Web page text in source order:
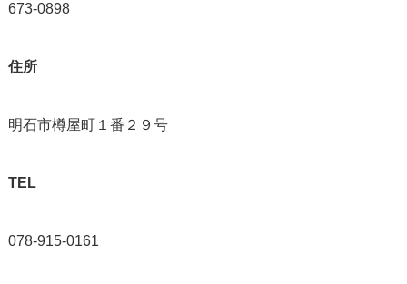
673-0898
住所
明石市樽屋町１番２９号
TEL
078-915-0161